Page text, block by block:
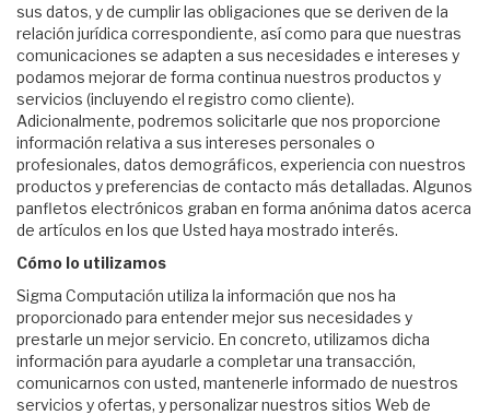
sus datos, y de cumplir las obligaciones que se deriven de la
relación jurídica correspondiente, así como para que nuestras
comunicaciones se adapten a sus necesidades e intereses y
podamos mejorar de forma continua nuestros productos y
servicios (incluyendo el registro como cliente).
Adicionalmente, podremos solicitarle que nos proporcione
información relativa a sus intereses personales o
profesionales, datos demográficos, experiencia con nuestros
productos y preferencias de contacto más detalladas. Algunos
panfletos electrónicos graban en forma anónima datos acerca
de artículos en los que Usted haya mostrado interés.
Cómo lo utilizamos
Sigma Computación utiliza la información que nos ha
proporcionado para entender mejor sus necesidades y
prestarle un mejor servicio. En concreto, utilizamos dicha
información para ayudarle a completar una transacción,
comunicarnos con usted, mantenerle informado de nuestros
servicios y ofertas, y personalizar nuestros sitios Web de